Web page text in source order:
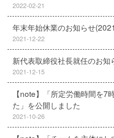
2022-02-21
年末年始休業のお知らせ
2021-12-22
新代表取締役社長就任のお知
2021-12-15
【note】「所定労働時間を7
た」を公開しました
2021-10-26